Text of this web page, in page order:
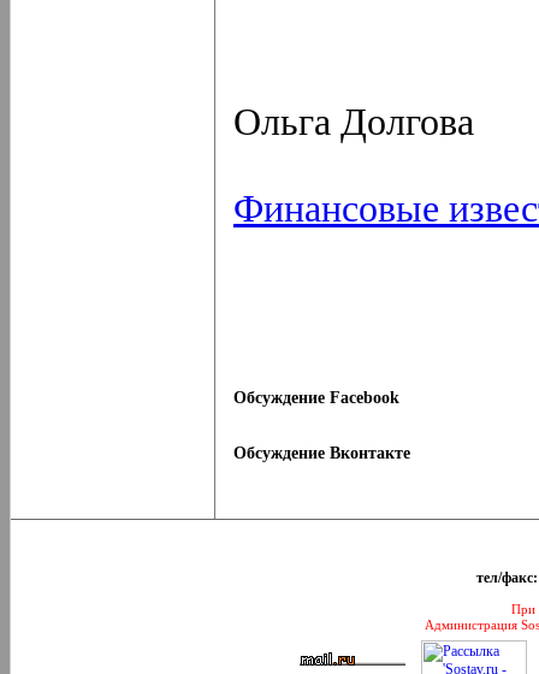
Ольга Долгова
Финансовые
Обсуждение Facebook
Обсуждение Вконтакте
тел/факс:
При
Администрация